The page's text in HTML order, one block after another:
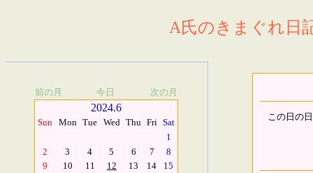
A氏のきまぐれ日
前の月 今日 次の月
2024.6
Sun Mon Tue Wed Thu Fri Sat
1
2
3 4 5 6 7
8
9
10 11 12 13 14
15
この日の